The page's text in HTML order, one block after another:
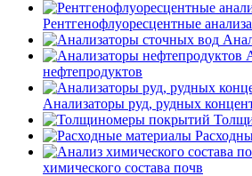
Рентгенофлуоресцентные
нефтепродуктов
Анализаторы руд, рудных
химического состава почв